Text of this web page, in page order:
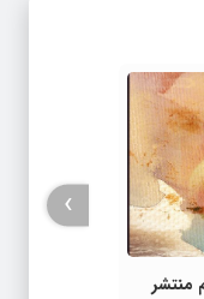
منتشر
›